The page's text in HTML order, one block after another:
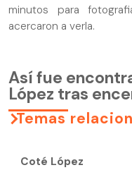
minutos para
acercaron a verla.
Así fue
López tras
Temas
Coté López